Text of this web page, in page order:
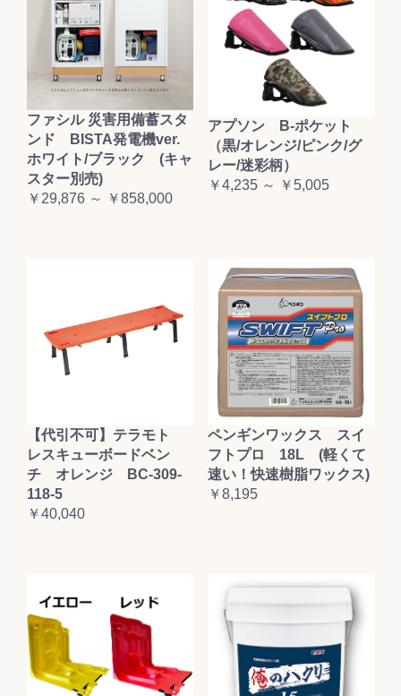
ファシル 災害用備蓄スタ
ンド BISTA発電機ver.
ホワイト/ブラック (キャ
スター別売)
￥29,876 ～ ￥858,000
アプソン B-ポケット
（黒/オレンジ/ピンク/グ
レー/迷彩柄）
￥4,235 ～ ￥5,005
【代引不可】テラモト
レスキューボードベン
チ オレンジ BC-309-
118-5
￥40,040
ペンギンワックス スイ
フトプロ 18L (軽くて
速い！快速樹脂ワックス)
￥8,195